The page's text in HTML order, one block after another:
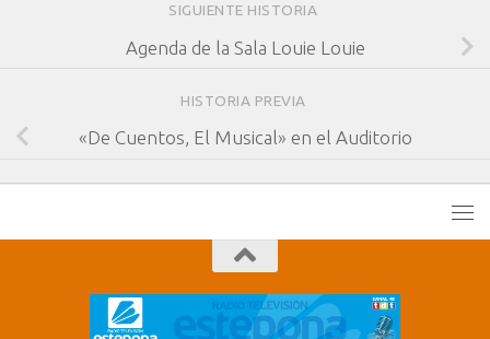
SIGUIENTE HISTORIA
Agenda de la Sala Louie Louie
HISTORIA PREVIA
«De Cuentos, El Musical» en el Auditorio